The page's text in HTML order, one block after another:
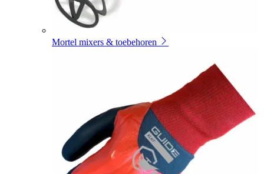
Mortel mixers & toebehoren